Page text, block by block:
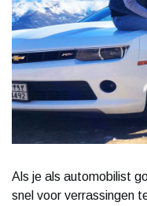
Als je als automobilist
snel voor verrassingen